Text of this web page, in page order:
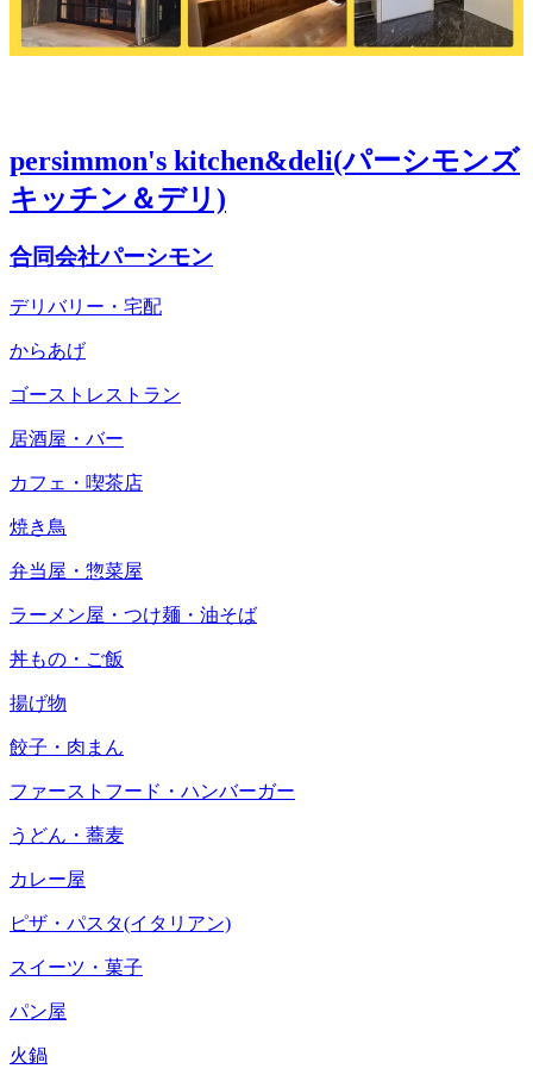
persimmon's kitchen&deli(パーシモンズ
キッチン＆デリ)
合同会社パーシモン
デリバリー・宅配
からあげ
ゴーストレストラン
居酒屋・バー
カフェ・喫茶店
焼き鳥
弁当屋・惣菜屋
ラーメン屋・つけ麺・油そば
丼もの・ご飯
揚げ物
餃子・肉まん
ファーストフード・ハンバーガー
うどん・蕎麦
カレー屋
ピザ・パスタ(イタリアン)
スイーツ・菓子
パン屋
火鍋